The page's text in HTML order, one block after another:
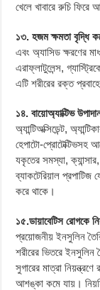
খেলে খাবারে রুচি ফিরে
১৩. হজম ক্ষমতা বৃদ্ধি
এবং অ্যাসিড ক্ষরণের
এরাফ্লাটুলেন্স,
এটি শরীরের রক্ত
১৪. বায়োঅ্যাক্টিভ
অ্যান্টিঅক্সিডেন্ট,
হেপাটো-প্রোটেক্টিভসহ
যকৃতের সমস্যা,
ব্যাকটেরিয়াল
করে থাকে।
১৫.ডায়াবেটিস রোগকে
প্রয়োজনীয় ইনসুলিন
শরীরের ভিতরে ইনসুলিন
সুগারের মাত্রা
আশঙ্কা কমে যায়।